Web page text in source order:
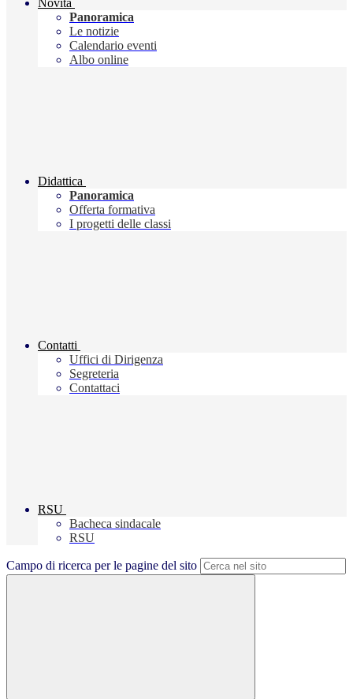
Novità
Panoramica
Le notizie
Calendario eventi
Albo online
Didattica
Panoramica
Offerta formativa
I progetti delle classi
Contatti
Uffici di Dirigenza
Segreteria
Contattaci
RSU
Bacheca sindacale
RSU
Campo di ricerca per le pagine del sito